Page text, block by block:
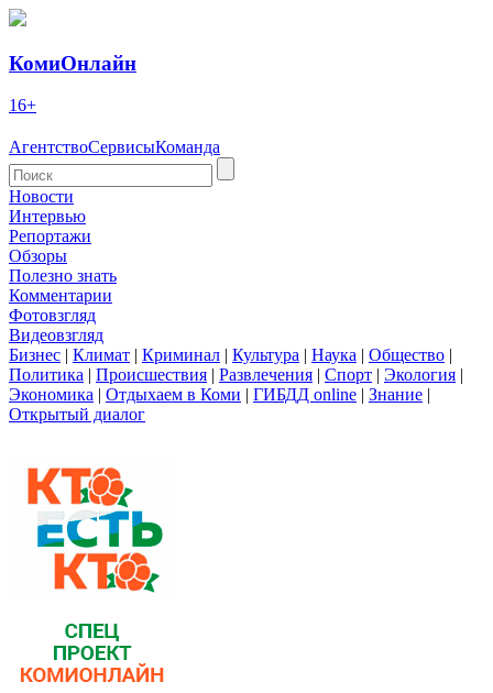
КомиОнлайн
16+
АгентствоСервисыКоманда
Новости
Интервью
Репортажи
Обзоры
Полезно знать
Комментарии
Фотовзгляд
Видеовзгляд
Бизнес | Климат | Криминал | Культура | Наука | Общество |
Политика | Происшествия | Развлечения | Спорт | Экология |
Экономика | Отдыхаем в Коми | ГИБДД online | Знание |
Открытый диалог